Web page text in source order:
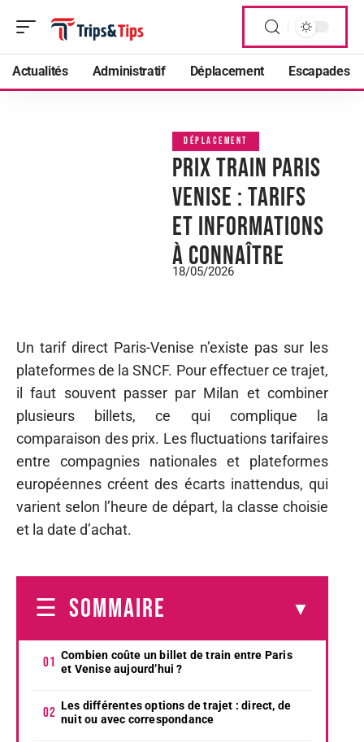
Actualités Administratif Déplacement Escapades
DÉPLACEMENT
Prix train Paris
Venise : tarifs
et informations
à connaître
18/05/2026
Un tarif direct Paris-Venise n’existe pas sur les
plateformes de la SNCF. Pour effectuer ce trajet,
il faut souvent passer par Milan et combiner
plusieurs billets, ce qui complique la
comparaison des prix. Les fluctuations tarifaires
entre compagnies nationales et plateformes
européennes créent des écarts inattendus, qui
varient selon l’heure de départ, la classe choisie
et la date d’achat.
SOMMAIRE
Combien coûte un billet de train entre Paris
et Venise aujourd’hui ?
Les différentes options de trajet : direct, de
nuit ou avec correspondance